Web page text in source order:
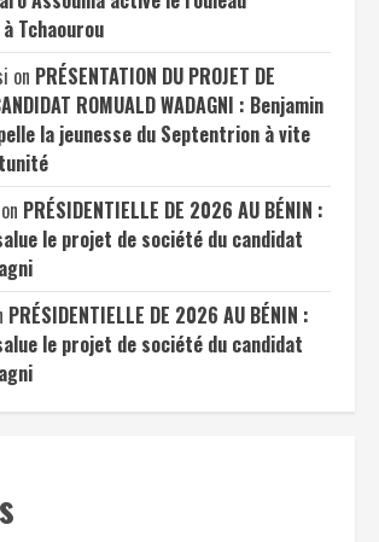
Tchaourou
on PRÉSENTATION DU PROJET DE
ROMUALD WADAGNI : Benjamin
la jeunesse du Septentrion à vite
on PRÉSIDENTIELLE DE 2026 AU BÉNIN :
le projet de société du candidat
PRÉSIDENTIELLE DE 2026 AU BÉNIN :
le projet de société du candidat